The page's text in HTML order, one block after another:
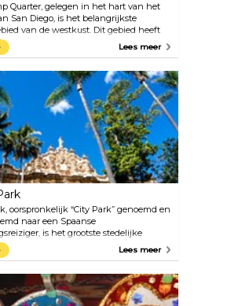
Quarter, gelegen in het hart van het
San Diego, is het belangrijkste
van de westkust. Dit gebied heeft
herwonnen na decennia van
vind je hier alles, van
tot nationaal erkende
Lees meer
oorspronkelijk “City Park” genoemd en
naar een Spaanse
is het grootste stedelijke
in de Verenigde Staten en zonder
centrum van de stad. Op de
San Diego bevinden zich
musea, theaters, prachtige tuinen en
San Diego Zoo. Dit enorme
Lees meer